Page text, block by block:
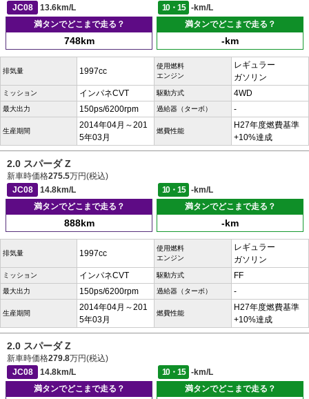
JC08
13.6km/L 10・15
-km/L
満タンでどこまで走る？
748km
満タンでどこまで走る？
-km
排気量 1997cc
使用燃料
エンジン
レギュラー
ガソリン
ミッション インパネCVT 駆動方式 4WD
最大出力 150ps/6200rpm 過給器（ターボ） -
生産期間
2014年04月～201
5年03月
燃費性能
H27年度燃費基準
+10%達成
2.0 スパーダ Z
新車時価格275.5万円(税込)
JC08
14.8km/L 10・15
-km/L
満タンでどこまで走る？
888km
満タンでどこまで走る？
-km
排気量 1997cc
使用燃料
エンジン
レギュラー
ガソリン
ミッション インパネCVT 駆動方式 FF
最大出力 150ps/6200rpm 過給器（ターボ） -
生産期間
2014年04月～201
5年03月
燃費性能
H27年度燃費基準
+10%達成
2.0 スパーダ Z
新車時価格279.8万円(税込)
JC08
14.8km/L 10・15
-km/L
満タンでどこまで走る？
満タンでどこまで走る？